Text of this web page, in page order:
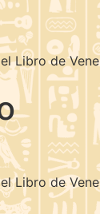
Libro de
Libro de